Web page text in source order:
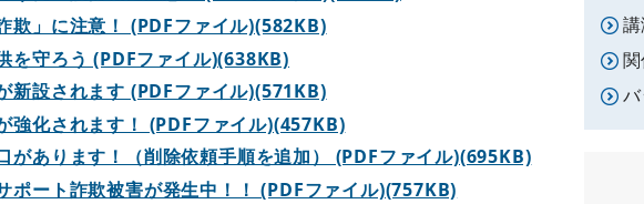
欺」に注意！ (PDFファイル)(582KB)
を守ろう (PDFファイル)(638KB)
新設されます (PDFファイル)(571KB)
強化されます！ (PDFファイル)(457KB)
があります！（削除依頼手順を追加） (PDFファイル)(695KB)
ポート詐欺被害が発生中！！ (PDFファイル)(757KB)